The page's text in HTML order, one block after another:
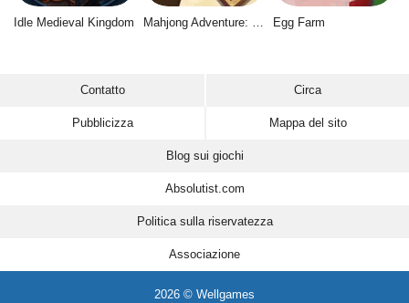
Idle Medieval Kingdom Egg Farm
Contatto Circa
Pubblicizza Mappa del sito
Blog sui giochi
Absolutist.com
Politica sulla riservatezza
Associazione
2026 © Wellgames